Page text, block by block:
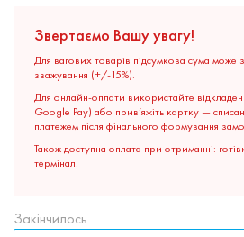
Звертаємо Вашу увагу!
Для вагових товарів підсумкова сума може
зважування (+/-15%).
Для онлайн-оплати використайте
Google Pay) або прив’яжіть картку —
платежем після фінального формування
Також доступна оплата при отриманні:
термінал.
Закінчилось